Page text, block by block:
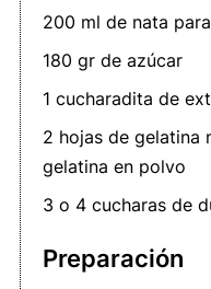
200 ml de nata
180 gr de azúcar
1 cucharadita de
2 hojas de gelatina
gelatina en polvo
3 o 4 cucharas de
Preparación